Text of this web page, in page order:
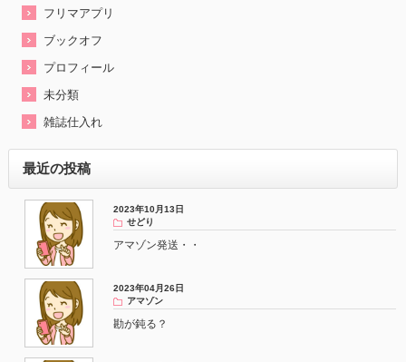
フリマアプリ
ブックオフ
プロフィール
未分類
雑誌仕入れ
最近の投稿
2023年10月13日
せどり
アマゾン発送・・
2023年04月26日
アマゾン
勘が鈍る？